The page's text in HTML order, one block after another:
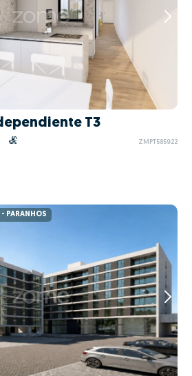
T3
ZMPT585922
PARANHOS